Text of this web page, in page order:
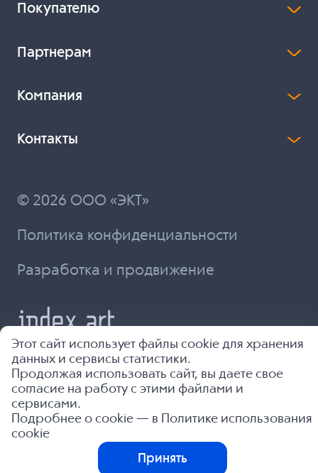
Покупателю
Партнерам
Компания
Контакты
© 2026 ООО «ЭКТ»
Политика конфиденциальности
Разработка и продвижение
Этот сайт использует файлы cookie для хранения
данных и сервисы статистики.
Продолжая использовать сайт, вы даете свое
согласие на работу с этими файлами и
сервисами.
Подробнее о cookie — в
Политике использования
cookie
Принять